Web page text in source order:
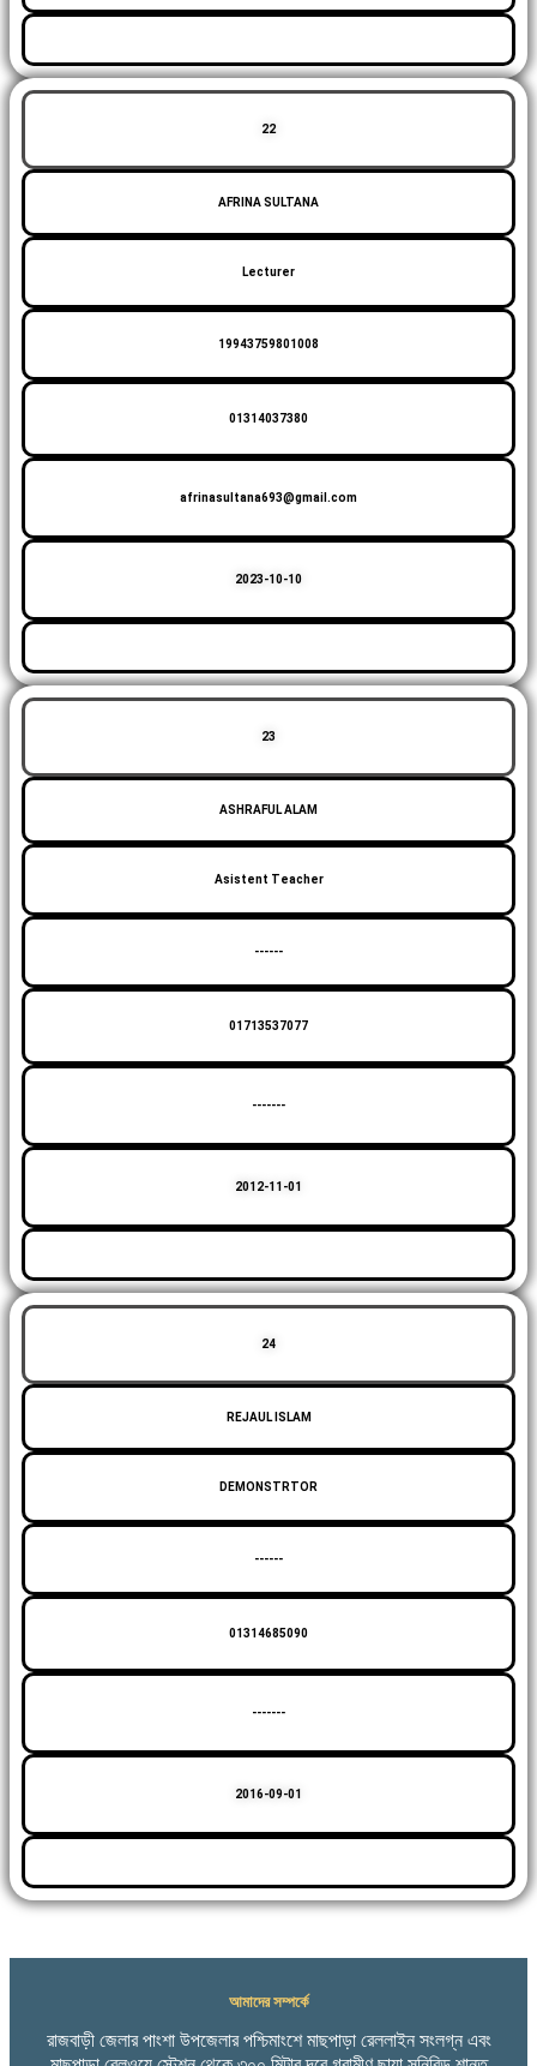
22
AFRINA SULTANA
Lecturer
19943759801008
01314037380
afrinasultana693@gmail.com
2023-10-10
23
ASHRAFUL ALAM
Asistent Teacher
------
01713537077
-------
2012-11-01
24
REJAUL ISLAM
DEMONSTRTOR
------
01314685090
-------
2016-09-01
আমাদের সম্পর্কে
রাজবাড়ী জেলার পাংশা উপজেলার পশ্চিমাংশে মাছপাড়া রেললাইন সংলগ্ন এবং